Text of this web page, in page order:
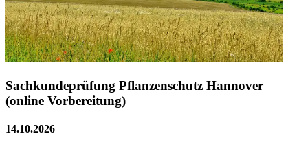
Sachkundeprüfung Pflanzenschutz Hannover
(online Vorbereitung)
14.10.2026